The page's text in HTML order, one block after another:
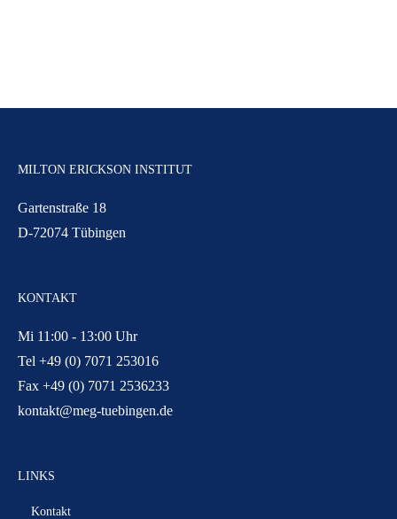
MILTON ERICKSON INSTITUT
Gartenstraße 18
D-72074 Tübingen
KONTAKT
Mi 11:00 - 13:00 Uhr
Tel +49 (0) 7071 253016
Fax +49 (0) 7071 2536233
kontakt@meg-tuebingen.de
LINKS
Kontakt